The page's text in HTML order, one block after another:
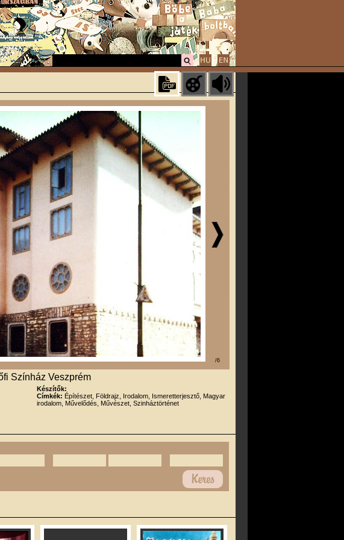
/6
Színház Veszprém
Készítők:
Címkék: Építészet, Földrajz, Irodalom, Ismeretterjesztő, Magyar
irodalom, Művelődés, Művészet, Szinháztörténet